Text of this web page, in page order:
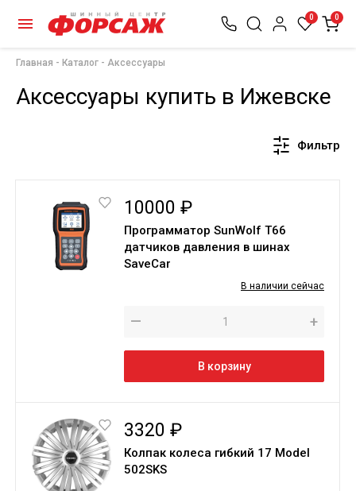
0 0
Главная Каталог Аксессуары
Аксессуары купить в Ижевске
Фильтр
10000 ₽
Программатор SunWolf T66
датчиков давления в шинах
SaveCar
В наличии сейчас
— +
В корзину
3320 ₽
Колпак колеса гибкий 17 Model
502SKS